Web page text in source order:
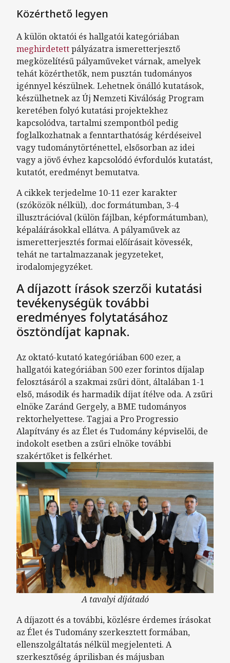
Közérthető legyen
A külön oktatói és hallgatói kategóriában
meghirdetettpályázatra ismeretterjesztő
megközelítésű pályaműveket várnak, amelyek
tehát közérthetők, nem pusztán tudományos
igénnyel készülnek. Lehetnek önálló kutatások,
készülhetnek az Új Nemzeti Kiválóság Program
keretében folyó kutatási projektekhez
kapcsolódva, tartalmi szempontból pedig
foglalkozhatnak a fenntarthatóság kérdéseivel
vagy tudománytörténettel, elsősorban az idei
vagy a jövő évhez kapcsolódó évfordulós kutatást,
kutatót, eredményt bemutatva.
A cikkek terjedelme 10-11 ezer karakter
(szóközök nélkül), .doc formátumban, 3-4
illusztrációval (külön fájlban, képformátumban),
képaláírásokkal ellátva. A pályaművek az
ismeretterjesztés formai előírásait kövessék,
tehát ne tartalmazzanak jegyzeteket,
irodalomjegyzéket.
A díjazott írások szerzői kutatási
tevékenységük további
eredményes folytatásához
ösztöndíjat kapnak.
Az oktató-kutató kategóriában 600 ezer, a
hallgatói kategóriában 500 ezer forintos díjalap
felosztásáról a szakmai zsűri dönt, általában 1-1
első, második és harmadik díjat ítélve oda. A zsűri
elnöke Zaránd Gergely, a BME tudományos
rektorhelyettese. Tagjai a Pro Progressio
Alapítvány és az Élet és Tudomány képviselői, de
indokolt esetben a zsűri elnöke további
szakértőket is felkérhet.
A tavalyi díjátadó
A díjazott és a további, közlésre érdemes írásokat
az Élet és Tudomány szerkesztett formában,
ellenszolgáltatás nélkül megjelenteti. A
szerkesztőség áprilisban és májusban